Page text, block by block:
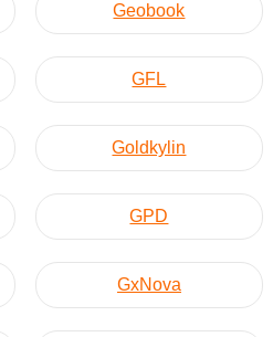
Geobook
GFL
Goldkylin
GPD
GxNova